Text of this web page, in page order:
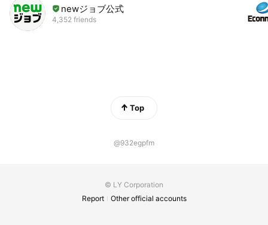
newジョブ公式
4,352 friends
Top
@932egpfm
© LY Corporation
Report
Other official accounts